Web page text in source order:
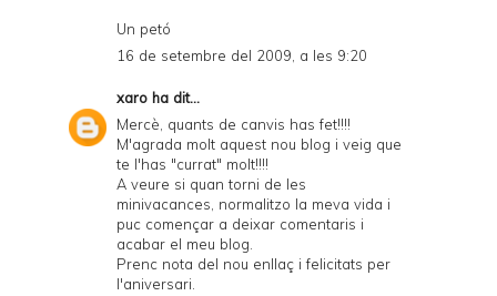
Un petó
16 de setembre del 2009, a les 9:20
xaro ha dit...
Mercè, quants de canvis has fet!!!!
M'agrada molt aquest nou blog i veig que
te l'has "currat" molt!!!!
A veure si quan torni de les
minivacances, normalitzo la meva vida i
puc començar a deixar comentaris i
acabar el meu blog.
Prenc nota del nou enllaç i felicitats per
l'aniversari.